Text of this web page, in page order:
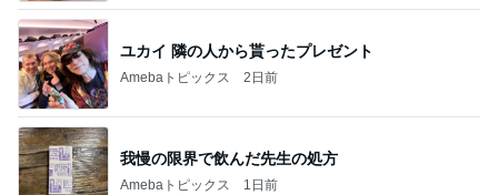
ユカイ 隣の人から貰ったプレゼント
Amebaトピックス 2日前
我慢の限界で飲んだ先生の処方
Amebaトピックス 1日前